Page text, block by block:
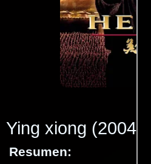
Ying xiong (2004)
Resumen: